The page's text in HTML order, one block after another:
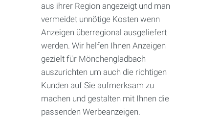
aus ihrer Region angezeigt und man
vermeidet unnötige Kosten wenn
Anzeigen überregional ausgeliefert
werden. Wir helfen Ihnen Anzeigen
gezielt für Mönchengladbach
auszurichten um auch die richtigen
Kunden auf Sie aufmerksam zu
machen und gestalten mit Ihnen die
passenden Werbeanzeigen.